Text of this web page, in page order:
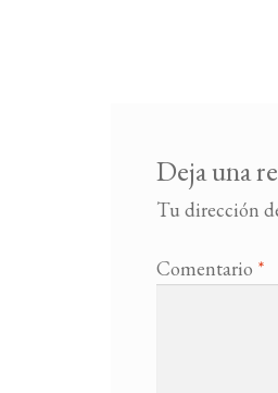
Deja una
Tu dirección
Comentario *